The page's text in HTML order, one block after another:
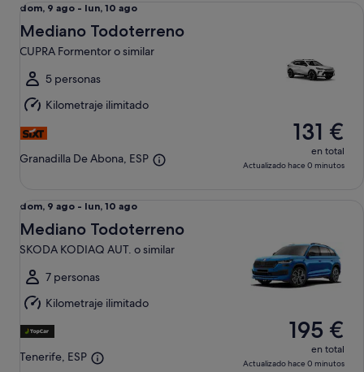
Del
dom,
9
ago
al
lun,
10
ago
dom, 9 ago - lun, 10 ago
Mediano Todoterreno
CUPRA Formentor o similar
5 personas
Kilometraje ilimitado
Granadilla De Abona, ESP
131 €
en total
Actualizado hace 0 minutos
Del
dom,
9
ago
al
lun,
10
ago
dom, 9 ago - lun, 10 ago
Mediano Todoterreno
SKODA KODIAQ AUT. o similar
7 personas
Kilometraje ilimitado
Tenerife, ESP
195 €
en total
Actualizado hace 0 minutos